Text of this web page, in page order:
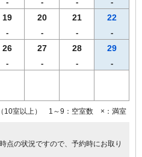
- - - -
19
-
20
-
21
-
22
-
26
-
27
-
28
-
29
-
10室以上） 1～9：空室数 ×：満室
点の状況ですので、予約時にお取り